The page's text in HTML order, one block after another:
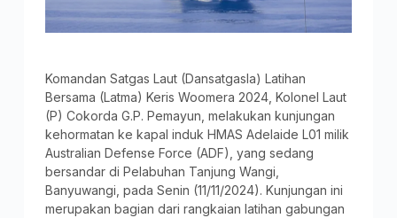
Komandan Satgas Laut (Dansatgasla) Latihan
Bersama (Latma) Keris Woomera 2024, Kolonel Laut
(P) Cokorda G.P. Pemayun, melakukan kunjungan
kehormatan ke kapal induk HMAS Adelaide L01 milik
Australian Defense Force (ADF), yang sedang
bersandar di Pelabuhan Tanjung Wangi,
Banyuwangi, pada Senin (11/11/2024). Kunjungan ini
merupakan bagian dari rangkaian latihan gabungan